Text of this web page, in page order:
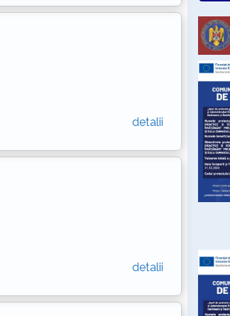
detalii
detalii